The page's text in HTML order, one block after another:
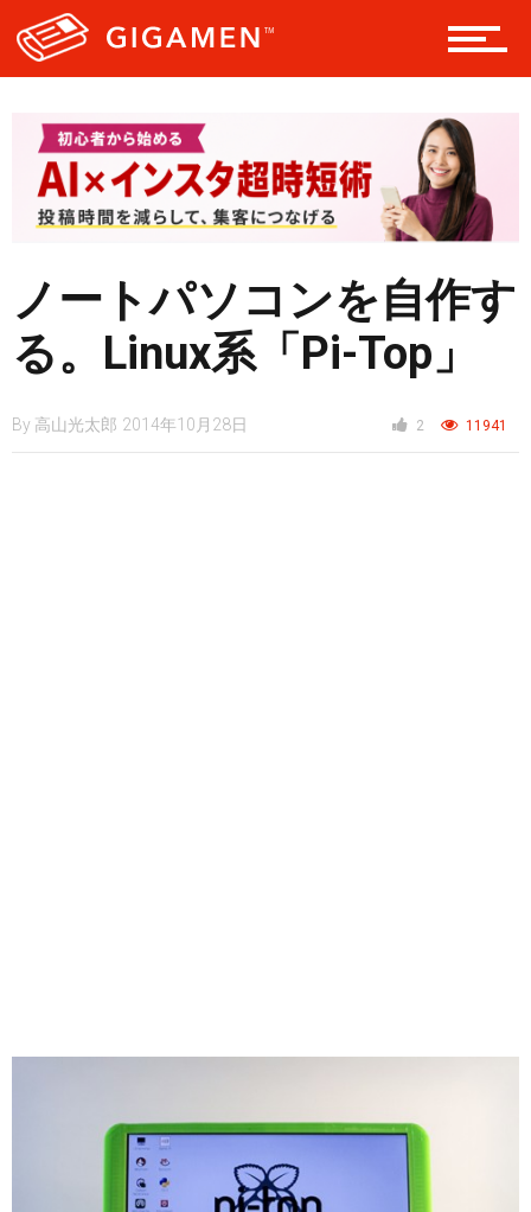
ヘルス・健康
スタイル
仮想通貨
スマートフォン
ニュース
ノートパソコンを自作す
る。Linux系「Pi-Top」
By 高山光太郎 2014年10月28日 2 11941